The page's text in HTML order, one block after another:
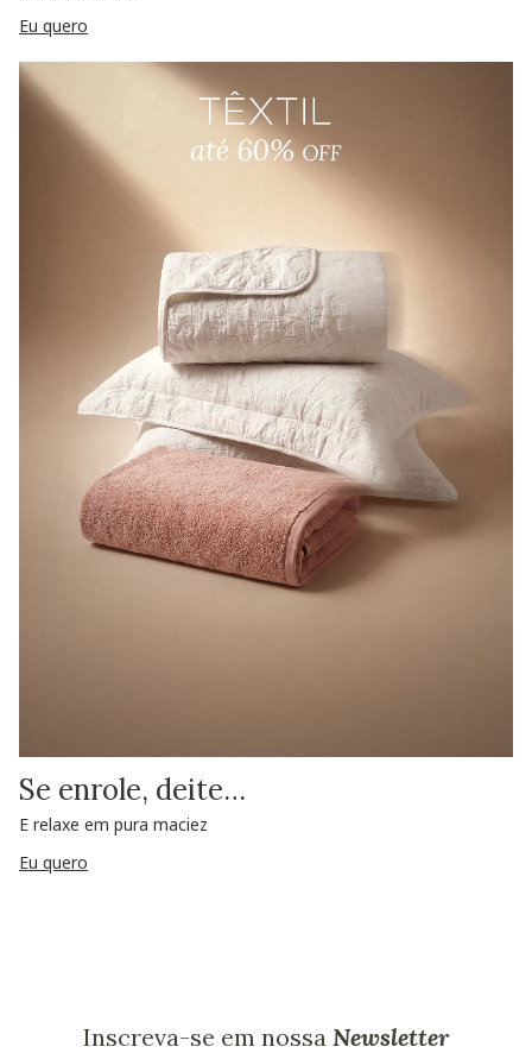
Eu quero
Se enrole, deite…
E relaxe em pura maciez
Eu quero
Inscreva-se em nossa Newsletter